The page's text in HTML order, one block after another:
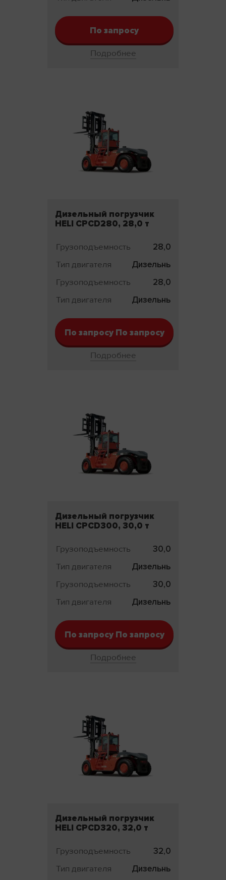
По запросу
Подробнее
Дизельный погрузчик
HELI CPCD280, 28,0 т
Грузоподъемность
28,0 т
Тип двигателя
Дизельный
Грузоподъемность
28,0 т
Тип двигателя
Дизельный
По запросу По запросу
Подробнее
Дизельный погрузчик
HELI CPCD300, 30,0 т
Грузоподъемность
30,0 т
Тип двигателя
Дизельный
Грузоподъемность
30,0 т
Тип двигателя
Дизельный
По запросу По запросу
Подробнее
Дизельный погрузчик
HELI CPCD320, 32,0 т
Грузоподъемность
32,0 т
Тип двигателя
Дизельный